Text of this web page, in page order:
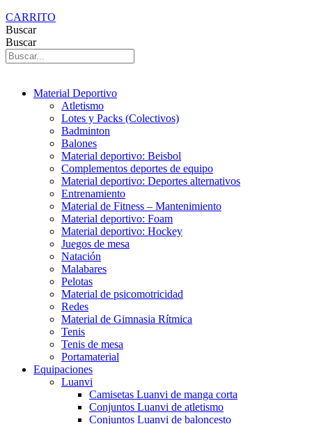
CARRITO
Buscar
Buscar
Material Deportivo
Atletismo
Lotes y Packs (Colectivos)
Badminton
Balones
Material deportivo: Beisbol
Complementos deportes de equipo
Material deportivo: Deportes alternativos
Entrenamiento
Material de Fitness – Mantenimiento
Material deportivo: Foam
Material deportivo: Hockey
Juegos de mesa
Natación
Malabares
Pelotas
Material de psicomotricidad
Redes
Material de Gimnasia Rítmica
Tenis
Tenis de mesa
Portamaterial
Equipaciones
Luanvi
Camisetas Luanvi de manga corta
Conjuntos Luanvi de atletismo
Conjuntos Luanvi de baloncesto